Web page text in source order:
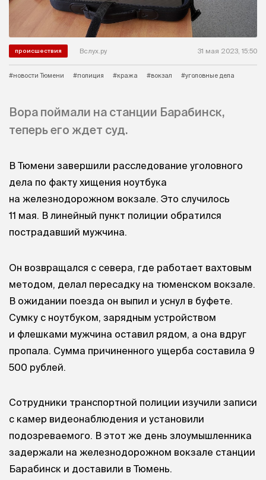
происшествия Вслух.ру 31 мая 2023, 15:50
#новости Тюмени #полиция #кража #вокзал #уголовные дела
Вора поймали на станции Барабинск,
теперь его ждет суд.
В Тюмени завершили расследование уголовного
дела по факту хищения ноутбука
на железнодорожном вокзале. Это случилось
11 мая. В линейный пункт полиции обратился
пострадавший мужчина.
Он возвращался с севера, где работает вахтовым
методом, делал пересадку на тюменском вокзале.
В ожидании поезда он выпил и уснул в буфете.
Сумку с ноутбуком, зарядным устройством
и флешками мужчина оставил рядом, а она вдруг
пропала. Сумма причиненного ущерба составила 9
500 рублей.
Сотрудники транспортной полиции изучили записи
с камер видеонаблюдения и установили
подозреваемого. В этот же день злоумышленника
задержали на железнодорожном вокзале станции
Барабинск и доставили в Тюмень.